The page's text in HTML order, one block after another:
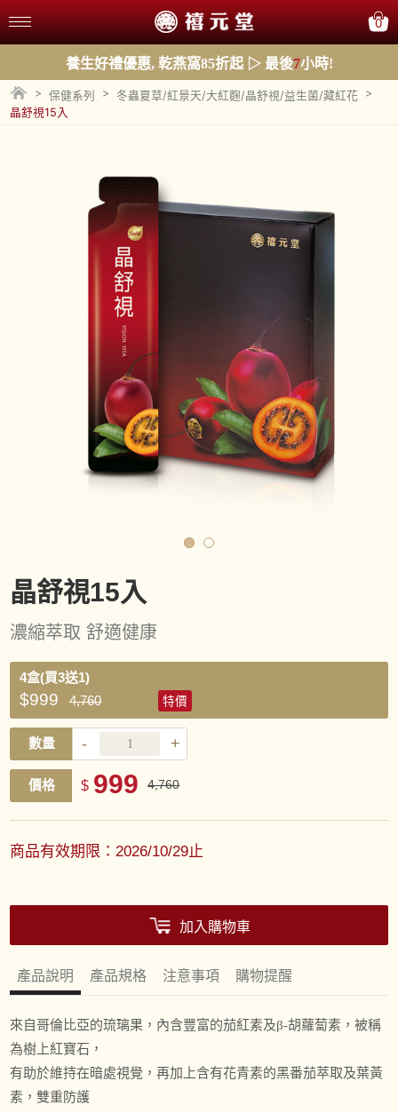
0
養生好禮優惠, 乾燕窩85折起 ▷ 最後7小時!
> 保健系列 > 冬蟲夏草/紅景天/大紅麴/晶舒視/益生菌/藏紅花
>
晶舒視15入
晶舒視15入
濃縮萃取 舒適健康
4盒(買3送1)
$999 4,760 特價
數量 - +
價格 $ 999 4,760
商品有效期限：2026/10/29止
加入購物車
產品說明 產品規格 注意事項 購物提醒
來自哥倫比亞的琉璃果，內含豐富的茄紅素及β-胡蘿蔔素，被稱
為樹上紅寶石，
有助於維持在暗處視覺，再加上含有花青素的黑番茄萃取及葉黃
素，雙重防護